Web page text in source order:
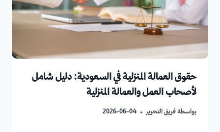
حقوق العمالة المنزلية في السعودية: دليل شامل
لأصحاب العمل والعمالة المنزلية
بواسطةفريق التحرير 2026-06-04